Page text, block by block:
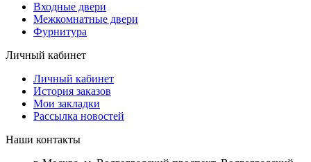
Входные двери
Межкомнатные двери
Фурнитура
Личный кабинет
Личный кабинет
История заказов
Мои закладки
Рассылка новостей
Наши контакты